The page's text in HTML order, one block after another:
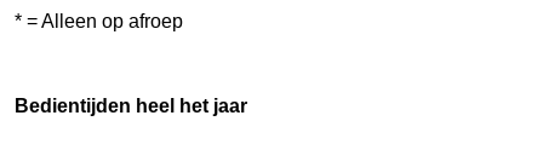
* = Alleen op afroep
Bedientijden heel het jaar